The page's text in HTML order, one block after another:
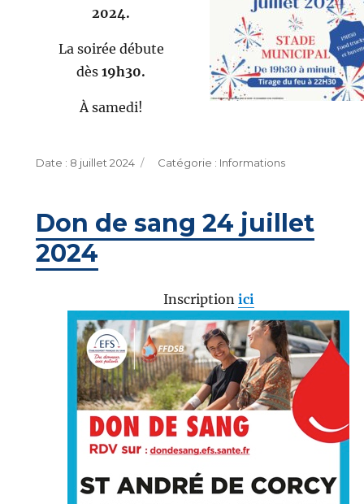
2024.
La soirée débute
dès19h30.
À samedi!
Publié
8 juillet 2024 Catégories
Informations
Don de sang 24 juillet
2024
Inscription ici